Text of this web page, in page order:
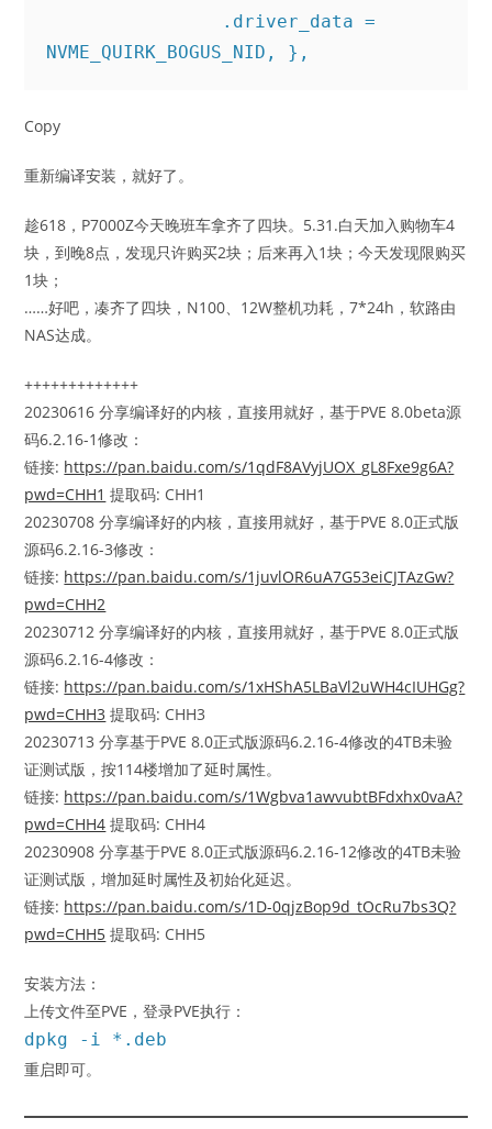
Copy
重新编译安装，就好了。
趁618，P7000Z今天晚班车拿齐了四块。5.31.白天加入购物车4
块，到晚8点，发现只许购买2块；后来再入1块；今天发现限购买
1块；
……好吧，凑齐了四块，N100、12W整机功耗，7*24h，软路由
NAS达成。
+++++++++++++
20230616 分享编译好的内核，直接用就好，基于PVE 8.0beta源
码6.2.16-1修改：
链接: https://pan.baidu.com/s/1qdF8AVyjUOX_gL8Fxe9g6A?
pwd=CHH1 提取码: CHH1
20230708 分享编译好的内核，直接用就好，基于PVE 8.0正式版
源码6.2.16-3修改：
链接: https://pan.baidu.com/s/1juvlOR6uA7G53eiCJTAzGw?
pwd=CHH2
20230712 分享编译好的内核，直接用就好，基于PVE 8.0正式版
源码6.2.16-4修改：
链接: https://pan.baidu.com/s/1xHShA5LBaVl2uWH4cIUHGg?
pwd=CHH3 提取码: CHH3
20230713 分享基于PVE 8.0正式版源码6.2.16-4修改的4TB未验
证测试版，按114楼增加了延时属性。
链接: https://pan.baidu.com/s/1Wgbva1awvubtBFdxhx0vaA?
pwd=CHH4 提取码: CHH4
20230908 分享基于PVE 8.0正式版源码6.2.16-12修改的4TB未验
证测试版，增加延时属性及初始化延迟。
链接: https://pan.baidu.com/s/1D-0qjzBop9d_tOcRu7bs3Q?
pwd=CHH5 提取码: CHH5
安装方法：
上传文件至PVE，登录PVE执行：
dpkg -i *.deb
重启即可。